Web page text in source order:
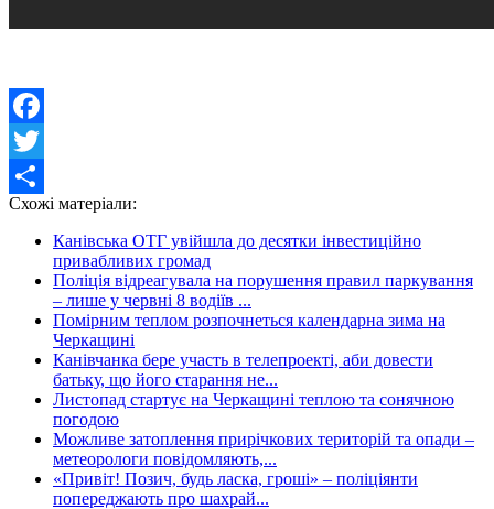
Facebook
Twitter
Share
Схожі матеріали:
Канівська ОТГ увійшла до десятки інвестиційно
привабливих громад
Поліція відреагувала на порушення правил паркування
– лише у червні 8 водіїв ...
Помірним теплом розпочнеться календарна зима на
Черкащині
Канівчанка бере участь в телепроекті, аби довести
батьку, що його старання не...
Листопад стартує на Черкащині теплою та сонячною
погодою
Можливе затоплення прирічкових територій та опади –
метеорологи повідомляють,...
«Привіт! Позич, будь ласка, гроші» – поліціянти
попереджають про шахрай...